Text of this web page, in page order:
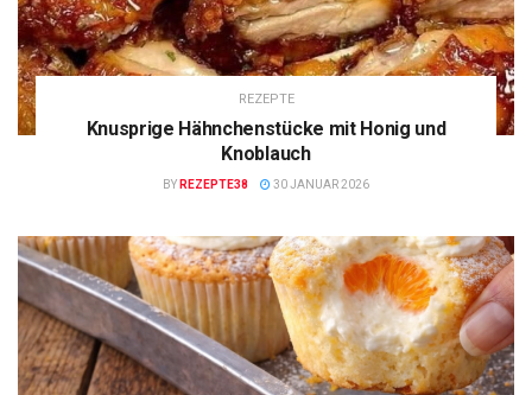
REZEPTE
Knusprige Hähnchenstücke mit Honig und
Knoblauch
BY REZEPTE38 30 JANUAR 2026